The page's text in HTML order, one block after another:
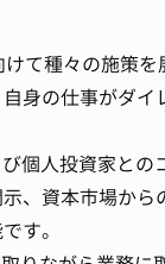
て種々の施策を
身の仕事がダ
個人投資家と
、資本市場か
す。